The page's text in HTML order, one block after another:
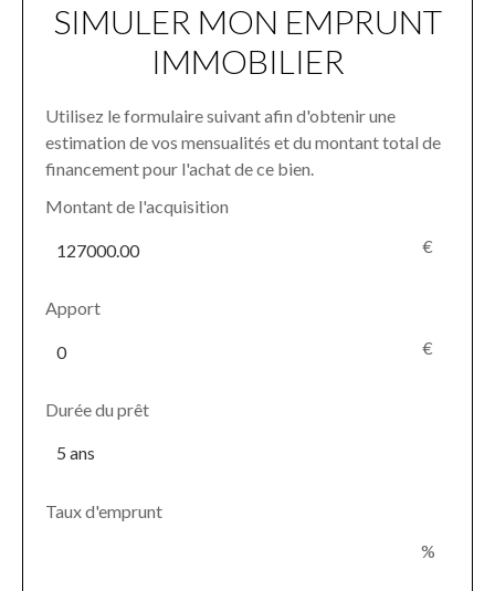
SIMULER MON EMPRUNT
IMMOBILIER
Utilisez le formulaire suivant afin d'obtenir une
estimation de vos mensualités et du montant total de
financement pour l'achat de ce bien.
Montant de l'acquisition
€
Apport
€
Durée du prêt
Taux d'emprunt
%